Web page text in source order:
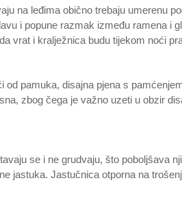
na leđima obično trebaju umerenu
i popune razmak između ramena i
vrat i kralježnica budu tijekom noći
pamuka, disajna pjena s
zbog čega je važno uzeti u obzir
se i ne grudvaju, što poboljšava
jastuka. Jastučnica otporna na